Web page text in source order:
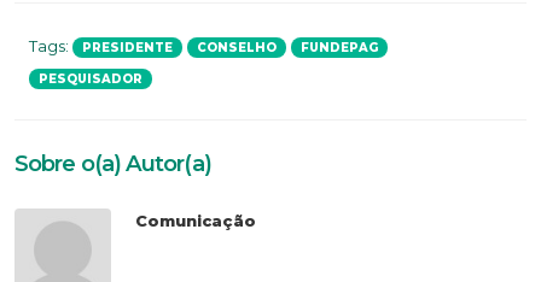
Tags: PRESIDENTE CONSELHO FUNDEPAG
PESQUISADOR
Sobre o(a) Autor(a)
Comunicação